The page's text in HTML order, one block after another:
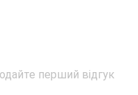
перший відгук